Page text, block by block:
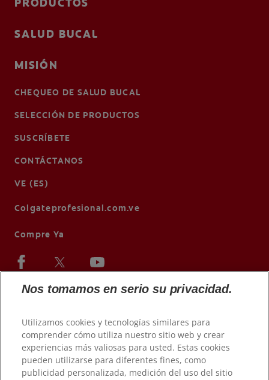
SALUD BUCAL
MISIÓN
CHEQUEO DE SALUD BUCAL
SELECCIÓN DE PRODUCTOS
SUSCRÍBETE
CONTÁCTANOS
VE (ES)
Colgateprofesional.com.ve
Compre Ya
Nos tomamos en serio su privacidad.
Utilizamos cookies y tecnologías similares para
comprender cómo utiliza nuestro sitio web y crear
experiencias más valiosas para usted. Estas cookies
pueden utilizarse para diferentes fines, como
publicidad personalizada, medición del uso del sitio